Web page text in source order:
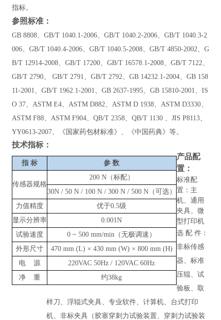
指标。
参照标准：
GB 8808、GB/T 1040.1-2006、GB/T 1040.2-2006、GB/T 1040.3-2
006、GB/T 1040.4-2006、GB/T 1040.5-2008、GB/T 4850-2002、G
B/T 12914-2008、GB/T 17200、GB/T 16578.1-2008、GB/T 7122、
GB/T 2790、 GB/T 2791、GB/T 2792、GB 14232.1-2004、 GB 158
11-2001、 GB/T 1962.1-2001、 GB 2637-1995、 GB 15810-2001、 IS
O 37、ASTM E4、ASTM D882、ASTM D 1938、ASTM D3330、
ASTM F88、ASTM F904、QB/T 2358、QB/T 1130 、JIS P8113、
YY0613-2007、
《 国家药包材标准》 、 《中国药典》 等。
技术指标：
指 标 参 数
传感器规格
200 N（标配）
30N / 50 N / 100 N / 300 N / 500 N（可选）
力值精度
优于0.5级
显示分辨率
0.001N
试验速度
0 ~500 mm/min（无极调速）
外形尺寸
470 mm (L) × 430 mm (W) × 800 mm (H)
电
源
220VAC 50Hz / 120VAC 60Hz
净
重 约38kg
产品配
置：
标准配
置：主
机、通用
夹具、微
型打印机
选 配 件：
非标传感
器、标准
压辊、试
验板、取
样刀、浮辊式夹具、专业软件、计算机、台式打印
机、非标夹具（胶塞穿刺力试验装置、穿刺力试验装